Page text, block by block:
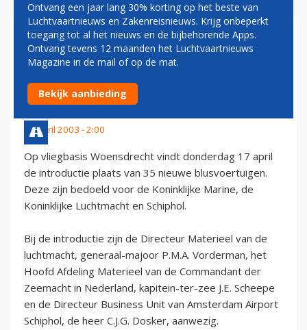
NIEUWE BLUSVOERTUIGEN
VOOR DEFENSIE EN
SCHIPHOL
15 april 2003 - 2:00
Op vliegbasis Woensdrecht vindt donderdag 17 april
de introductie plaats van 35 nieuwe blusvoertuigen.
Deze zijn bedoeld voor de Koninklijke Marine, de
Koninklijke Luchtmacht en Schiphol.
Bij de introductie zijn de Directeur Materieel van de
luchtmacht, generaal-majoor P.M.A. Vorderman, het
Hoofd Afdeling Materieel van de Commandant der
Zeemacht in Nederland, kapitein-ter-zee J.E. Scheepe
en de Directeur Business Unit van Amsterdam Airport
Schiphol, de heer C.J.G. Dosker, aanwezig.
Ontvang een jaar lang 30% korting op het beste van
Luchtvaartnieuws en Zakenreisnieuws. Krijg onbeperkt
toegang tot al het nieuws en de bijbehorende Apps.
Ontvang tevens 12 maanden het Luchtvaartnieuws
Magazine in de mail of op de mat.
Bekijk aanbieding